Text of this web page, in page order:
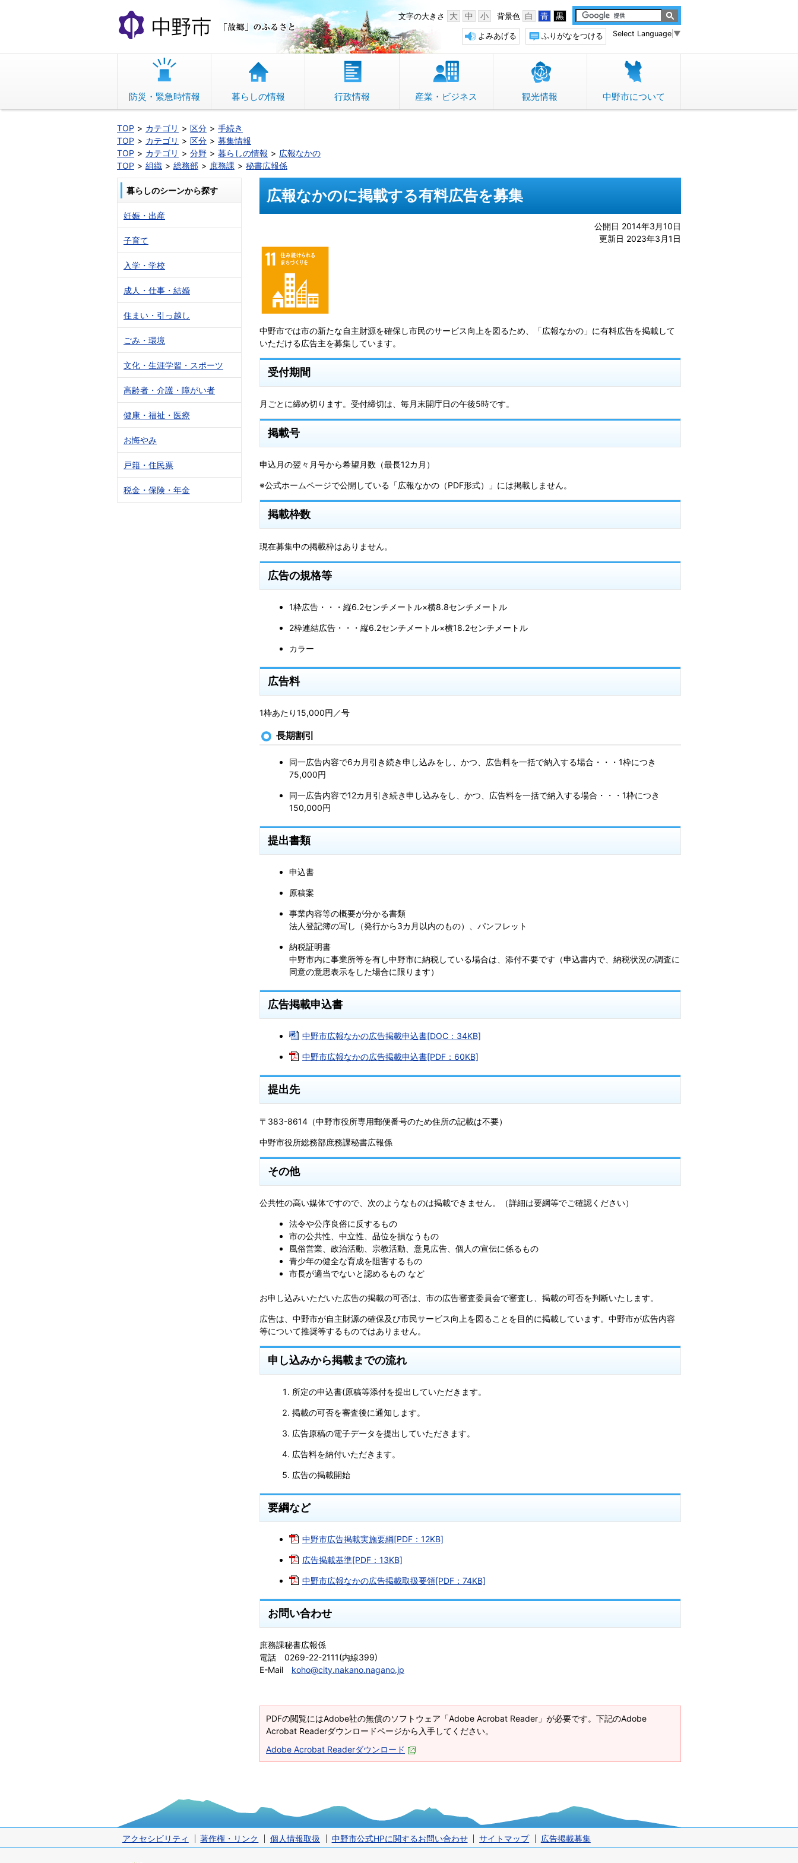
文
へ
動
中野市 「故郷」のふるさと 背景色 白 青 黒
文字の大きさ 大 中 小
Select Language ▼
ふりがなをつける
よみあげる
防災・緊急時情報 暮らしの情報 行政情報 産業・ビジネス 観光情報 中野市について
TOP カテゴリ 区分
手続き
TOP
カテゴリ 区分
募集情報
TOP
カテゴリ 分野 暮らしの情報
広報なかの
TOP
組織 総務部 庶務課 秘書広報係
広報なかのに掲載する有料広告を募集
公開日 2014年3月10日
更新日 2023年3月1日
中野市では市の新たな自主財源を確保し市民のサービス向上を図るため、「広報なかの」に有料広告を掲載して
いただける広告主を募集しています。
受付期間
月ごとに締め切ります。受付締切は、毎月末開庁日の午後5時です。
掲載号
申込月の翌々月号から希望月数（最長12カ月）
※公式ホームページで公開している「広報なかの（PDF形式）」には掲載しません。
掲載枠数
現在募集中の掲載枠はありません。
広告の規格等
1枠広告・・・縦6.2センチメートル×横8.8センチメートル
2枠連結広告・・・縦6.2センチメートル×横18.2センチメートル
カラー
広告料
1枠あたり15,000円／号
長期割引
同一広告内容で6カ月引き続き申し込みをし、かつ、広告料を一括で納入する場合・・・1枠につき
75,000円
同一広告内容で12カ月引き続き申し込みをし、かつ、広告料を一括で納入する場合・・・1枠につき
150,000円
提出書類
申込書
原稿案
事業内容等の概要が分かる書類
法人登記簿の写し（発行から3カ月以内のもの）、パンフレット
納税証明書
中野市内に事業所等を有し中野市に納税している場合は、添付不要です（申込書内で、納税状況の調査に
同意の意思表示をした場合に限ります）
広告掲載申込書
中野市広報なかの広告掲載申込書[DOC：34KB]
中野市広報なかの広告掲載申込書[PDF：60KB]
提出先
〒383-8614（中野市役所専用郵便番号のため住所の記載は不要）
中野市役所総務部庶務課秘書広報係
その他
公共性の高い媒体ですので、次のようなものは掲載できません。（詳細は要綱等でご確認ください）
法令や公序良俗に反するもの
市の公共性、中立性、品位を損なうもの
風俗営業、政治活動、宗教活動、意見広告、個人の宣伝に係るもの
青少年の健全な育成を阻害するもの
市長が適当でないと認めるもの など
お申し込みいただいた広告の掲載の可否は、市の広告審査委員会で審査し、掲載の可否を判断いたします。
広告は、中野市が自主財源の確保及び市民サービス向上を図ることを目的に掲載しています。中野市が広告内容
等について推奨等するものではありません。
申し込みから掲載までの流れ
所定の申込書(原稿等添付を提出していただきます。
掲載の可否を審査後に通知します。
広告原稿の電子データを提出していただきます。
広告料を納付いただきます。
広告の掲載開始
要綱など
中野市広告掲載実施要綱[PDF：12KB]
広告掲載基準[PDF：13KB]
中野市広報なかの広告掲載取扱要領[PDF：74KB]
お問い合わせ
庶務課秘書広報係
電話 0269-22-2111(内線399)
E-Mail koho@city.nakano.nagano.jp
PDFの閲覧にはAdobe社の無償のソフトウェア「Adobe Acrobat Reader」が必要です。下記のAdobe
Acrobat Readerダウンロードページから入手してください。
Adobe Acrobat Readerダウンロード
暮らしのシーンから探す
妊娠・出産
子育て
入学・学校
成人・仕事・結婚
住まい・引っ越し
ごみ・環境
文化・生涯学習・スポーツ
高齢者・介護・障がい者
健康・福祉・医療
お悔やみ
戸籍・住民票
税金・保険・年金
アクセシビリティ 著作権・リンク 個人情報取扱 中野市公式HPに関するお問い合わせ サイトマップ 広告掲載募集